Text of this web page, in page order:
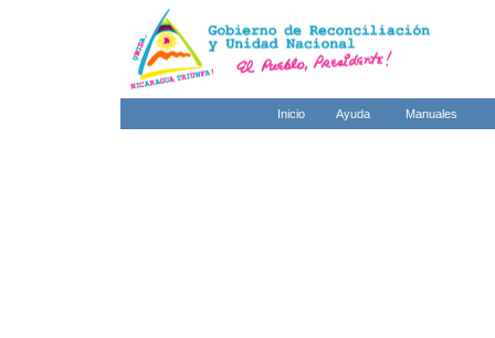
Inicio Ayuda Manuales